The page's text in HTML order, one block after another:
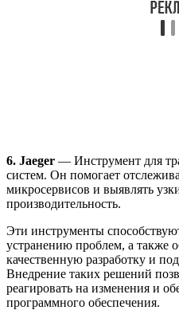
6. Jaeger — Инструмент для
систем. Он помогает
микросервисов и выявлять
производительность.
Эти инструменты
устранению проблем, а также
качественную разработку и
Внедрение таких решений
реагировать на изменения и
программного обеспечения.